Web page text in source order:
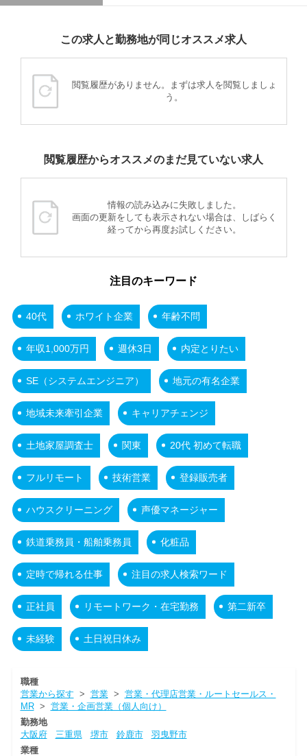
この求人と勤務地が同じオススメ求人
閲覧履歴がありません。まずは求人を閲覧しましょ
う。
閲覧履歴からオススメのまだ見ていない求人
情報の読み込みに失敗しました。
画面の更新をしても表示されない場合は、しばらく
経ってから再度お試しください。
注目のキーワード
40代 ホワイト企業 年齢不問
年収1,000万円 週休3日 内定とりたい
SE（システムエンジニア） 地元の有名企業
地域未来牽引企業 キャリアチェンジ
土地家屋調査士 関東 20代 初めて転職
フルリモート 技術営業 登録販売者
ハウスクリーニング 声優マネージャー
鉄道乗務員・船舶乗務員 化粧品
定時で帰れる仕事 注目の求人検索ワード
正社員 リモートワーク・在宅勤務 第二新卒
未経験 土日祝日休み
職種
営業から探す > 営業> 営業・代理店営業・ルートセールス・
MR> 営業・企画営業（個人向け）
勤務地
大阪府
三重県 堺市 鈴鹿市
羽曳野市
業種